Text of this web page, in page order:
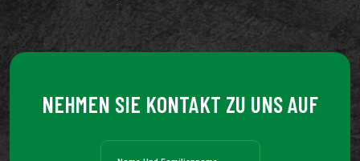
NEHMEN SIE KONTAKT ZU UNS AUF